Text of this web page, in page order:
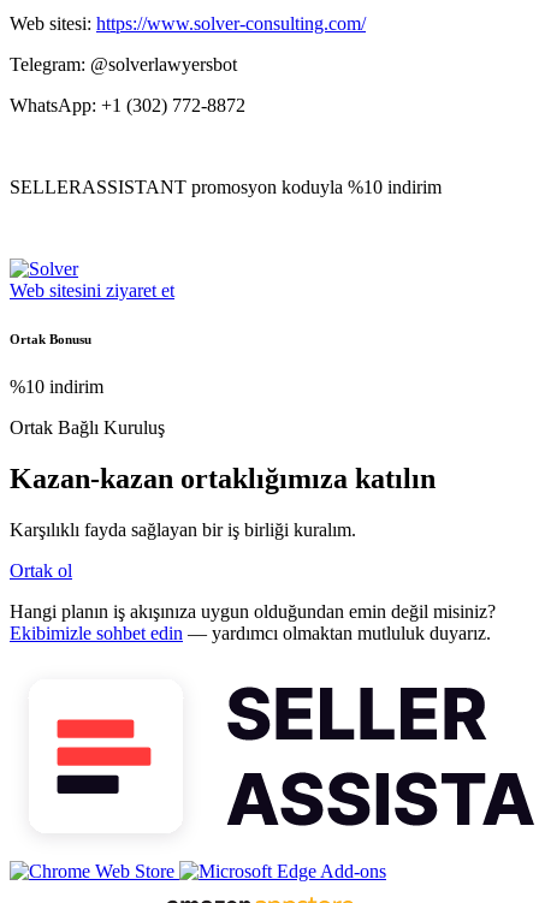
Web sitesi: https://www.solver-consulting.com/
Telegram: @solverlawyersbot
WhatsApp: +1 (302) 772-8872
SELLERASSISTANT promosyon koduyla %10 indirim
Web sitesini ziyaret et
Ortak Bonusu
%10 indirim
Ortak Bağlı Kuruluş
Kazan-kazan ortaklığımıza katılın
Karşılıklı fayda sağlayan bir iş birliği kuralım.
Ortak ol
Hangi planın iş akışınıza uygun olduğundan emin değil misiniz?
Ekibimizle sohbet edin — yardımcı olmaktan mutluluk duyarız.